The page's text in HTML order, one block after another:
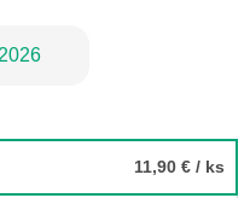
11,90 € / ks